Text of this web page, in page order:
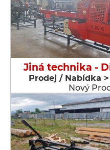
Jiná technika -
Prodej / Nabídka
Nový